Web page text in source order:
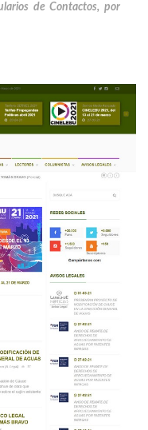
de Contactos, por